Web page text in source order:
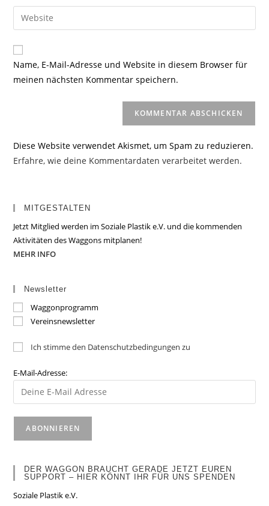
zum
Kommentieren
ein
E-
Mail-
zum
Kommentieren
ein
Gib
deine
Website-
URL
Name, E-Mail-Adresse und Website in diesem Browser für
meinen nächsten Kommentar speichern.
Diese Website verwendet Akismet, um Spam zu reduzieren.
Erfahre, wie deine Kommentardaten verarbeitet werden.
MITGESTALTEN
Jetzt Mitglied werden im Soziale Plastik e.V. und die kommenden
Aktivitäten des Waggons mitplanen!
MEHR INFO
Newsletter
Waggonprogramm
Vereinsnewsletter
Ich stimme den Datenschutzbedingungen zu
E-Mail-Adresse:
DER WAGGON BRAUCHT GERADE JETZT EUREN
SUPPORT – HIER KÖNNT IHR FÜR UNS SPENDEN
Soziale Plastik e.V.